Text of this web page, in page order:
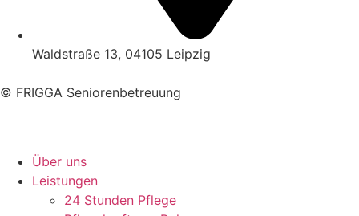
Waldstraße 13, 04105 Leipzig
© FRIGGA Seniorenbetreuung
Über uns
Leistungen
24 Stunden Pflege